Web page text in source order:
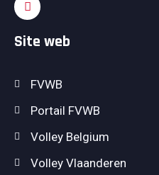
Site web
FVWB
Portail FVWB
Volley Belgium
Volley Vlaanderen